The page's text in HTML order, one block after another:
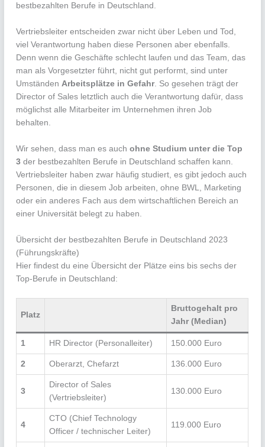
bestbezahlten Berufe in Deutschland.
Vertriebsleiter entscheiden zwar nicht über Leben und Tod,
viel Verantwortung haben diese Personen aber ebenfalls.
Denn wenn die Geschäfte schlecht laufen und das Team, das
man als Vorgesetzter führt, nicht gut performt, sind unter
Umständen Arbeitsplätze in Gefahr. So gesehen trägt der
Director of Sales letztlich auch die Verantwortung dafür, dass
möglichst alle Mitarbeiter im Unternehmen ihren Job
behalten.
Wir sehen, dass man es auchohne Studium unter die Top
3 der bestbezahlten Berufe in Deutschland schaffen kann.
Vertriebsleiter haben zwar häufig studiert, es gibt jedoch auch
Personen, die in diesem Job arbeiten, ohne BWL, Marketing
oder ein anderes Fach aus dem wirtschaftlichen Bereich an
einer Universität belegt zu haben.
Übersicht der bestbezahlten Berufe in Deutschland 2023
(Führungskräfte)
Hier findest du eine Übersicht der Plätze eins bis sechs der
Top-Berufe in Deutschland:
Platz
Bruttogehalt pro
Jahr (Median)
1 HR Director (Personalleiter) 150.000 Euro
2 Oberarzt, Chefarzt 136.000 Euro
3
Director of Sales
(Vertriebsleiter)
130.000 Euro
4
CTO (Chief Technology
Officer / technischer Leiter)
119.000 Euro